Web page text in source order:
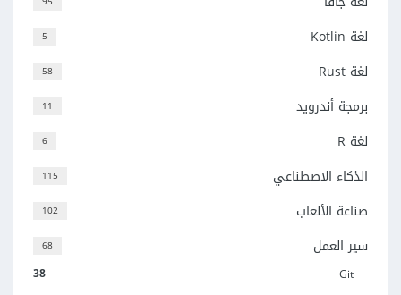
5 لغة Kotlin
58 لغة Rust
11 برمجة أندرويد
6 لغة R
115 الذكاء الاصطناعي
102 صناعة الألعاب
68 سير العمل
38 Git